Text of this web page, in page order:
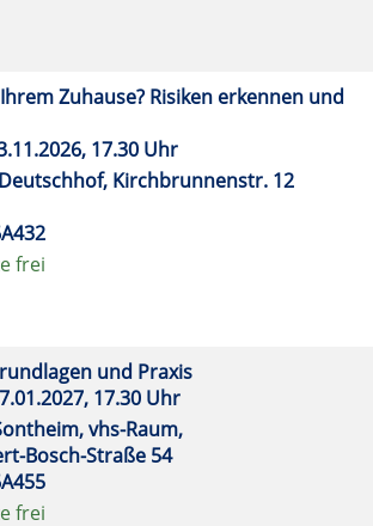
Zuhause? Risiken erkennen und
17.30 Uhr
Kirchbrunnenstr. 12
frei
und Praxis
17.30 Uhr
vhs-Raum,
Bosch-Straße 54
frei